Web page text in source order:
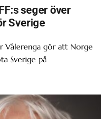
seger över
Sverige
Vålerenga gör att Norge
Sverige på